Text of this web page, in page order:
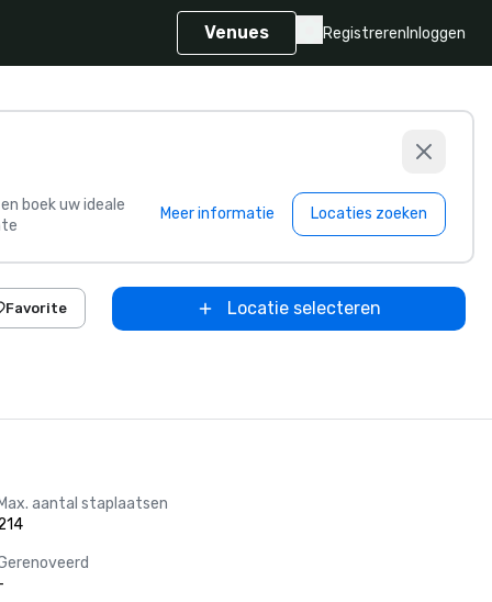
Venues Registreren Inloggen
boek uw ideale
Meer informatie Locaties zoeken
Favorite Locatie selecteren
Max. aantal staplaatsen